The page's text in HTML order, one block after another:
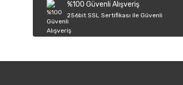
Ürün fiyatı diğer sitelerden daha pahalı.
Bu ürüne benzer farklı alternatifler olmalı.
%100 Güvenli Alışveriş
256bit SSL Sertifikası ile Güvenli